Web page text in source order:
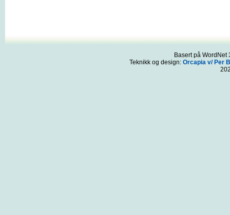
Basert på WordNet
Teknikk og design: Orcapia v/ Per